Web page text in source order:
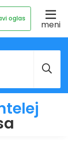
oglas
meni